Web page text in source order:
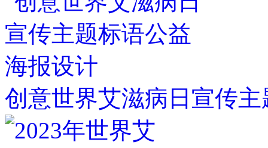
创意世界艾滋病日宣传